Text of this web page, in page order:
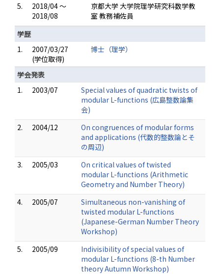
5.
2018/04 ～
2018/08
京都大学 大学院理学研究科数学教
室 教務補佐員
学歴
1.
2007/03/27
(学位取得)
博士（理学）
学会発表
1.
2003/07
Special values of quadratic twists of
modular L-functions (広島整数論集
会)
2.
2004/12
On congruences of modular forms
and applications (代数的整数論とそ
の周辺)
3.
2005/03
On critical values of twisted
modular L-functions (Arithmetic
Geometry and Number Theory)
4.
2005/07
Simultaneous non-vanishing of
twisted modular L-functions
(Japanese-German Number Theory
Workshop)
5.
2005/09
Indivisibility of special values of
modular L-functions (8-th Number
theory Autumn Workshop)